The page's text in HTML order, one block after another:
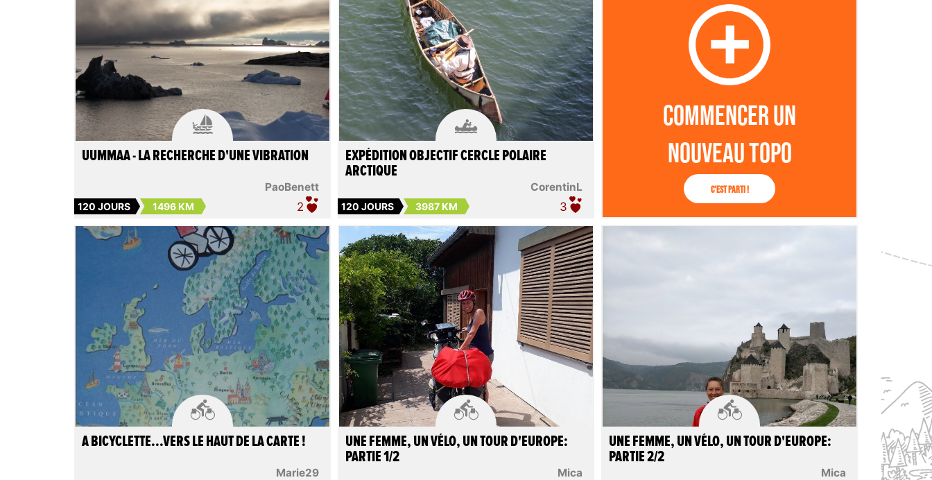

PaoBenett
UUMMAA - LA RECHERCHE D'UNE VIBRATION
120 JOURS 1496 KM 2

CorentinL
EXPÉDITION OBJECTIF CERCLE POLAIRE
ARCTIQUE
120 JOURS 3987 KM 3
Commencer un
nouveau topo
C'est parti !

Marie29
A BICYCLETTE...VERS LE HAUT DE LA CARTE !

Mica
UNE FEMME, UN VÉLO, UN TOUR D'EUROPE:
PARTIE 1/2

Mica
UNE FEMME, UN VÉLO, UN TOUR D'EUROPE:
PARTIE 2/2